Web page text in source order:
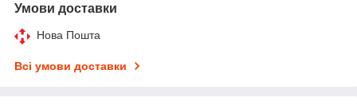
Умови доставки
Нова Пошта
Всі умови доставки